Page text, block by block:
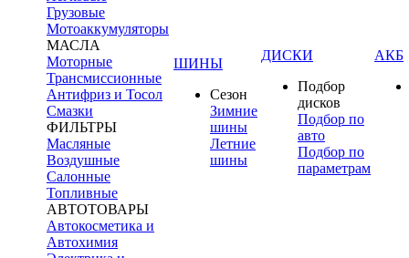
Грузовые
Мотоаккумуляторы
МАСЛА
Моторные
Трансмиссионные
Антифриз и Тосол
Смазки
ФИЛЬТРЫ
Масляные
Воздушные
Салонные
Топливные
АВТОТОВАРЫ
Автокосметика и
Автохимия
ШИНЫ
Сезон
Зимние
шины
Летние
шины
ДИСКИ
Подбор
дисков
Подбор по
авто
Подбор по
параметрам
АКБ